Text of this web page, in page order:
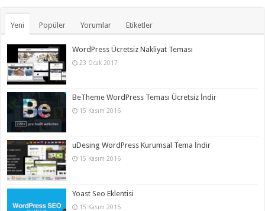
Yeni Popüler Yorumlar Etiketler
WordPress Ücretsiz Nakliyat Teması
23 Ocak 2017
BeTheme WordPress Teması Ücretsiz İndir
15 Kasım 2016
uDesing WordPress Kurumsal Tema İndir
15 Kasım 2016
Yoast Seo Eklentisi
15 Kasım 2016